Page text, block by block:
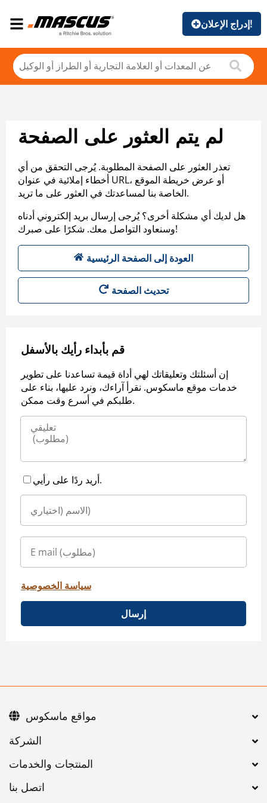
إدراج الإعلان!
لم يتم العثور على الصفحة
تعذر العثور على الصفحة المطلوبة. يُرجى التحقق من أي
أخطاء إملائية في عنوان URL، أو عرض خريطة الموقع
الخاصة بنا لمساعدتك في العثور على ما تريد.
هل لديك أي مشكلة أخرى؟ يُرجى إرسال بريد إلكتروني أدناه
وسنعاود التواصل معك. شكرًا على صبرك!
العودة إلى الصفحة الرئيسية
تحديث الصفحة
قم بأبداء رأيك بالأسفل
إن أسئلتك وتعليقاتك لهي أداة قيمة تساعدنا على تطوير
خدمات موقع ماسكوس. نقرأ آراءك، ونرد عليها، بناء على
طلبكم في أسرع وقت ممكن.
أريد ردًا على رأيي.
سياسة الخصوصية
إرسال
اتصل بنا
مواقع ماسكوس